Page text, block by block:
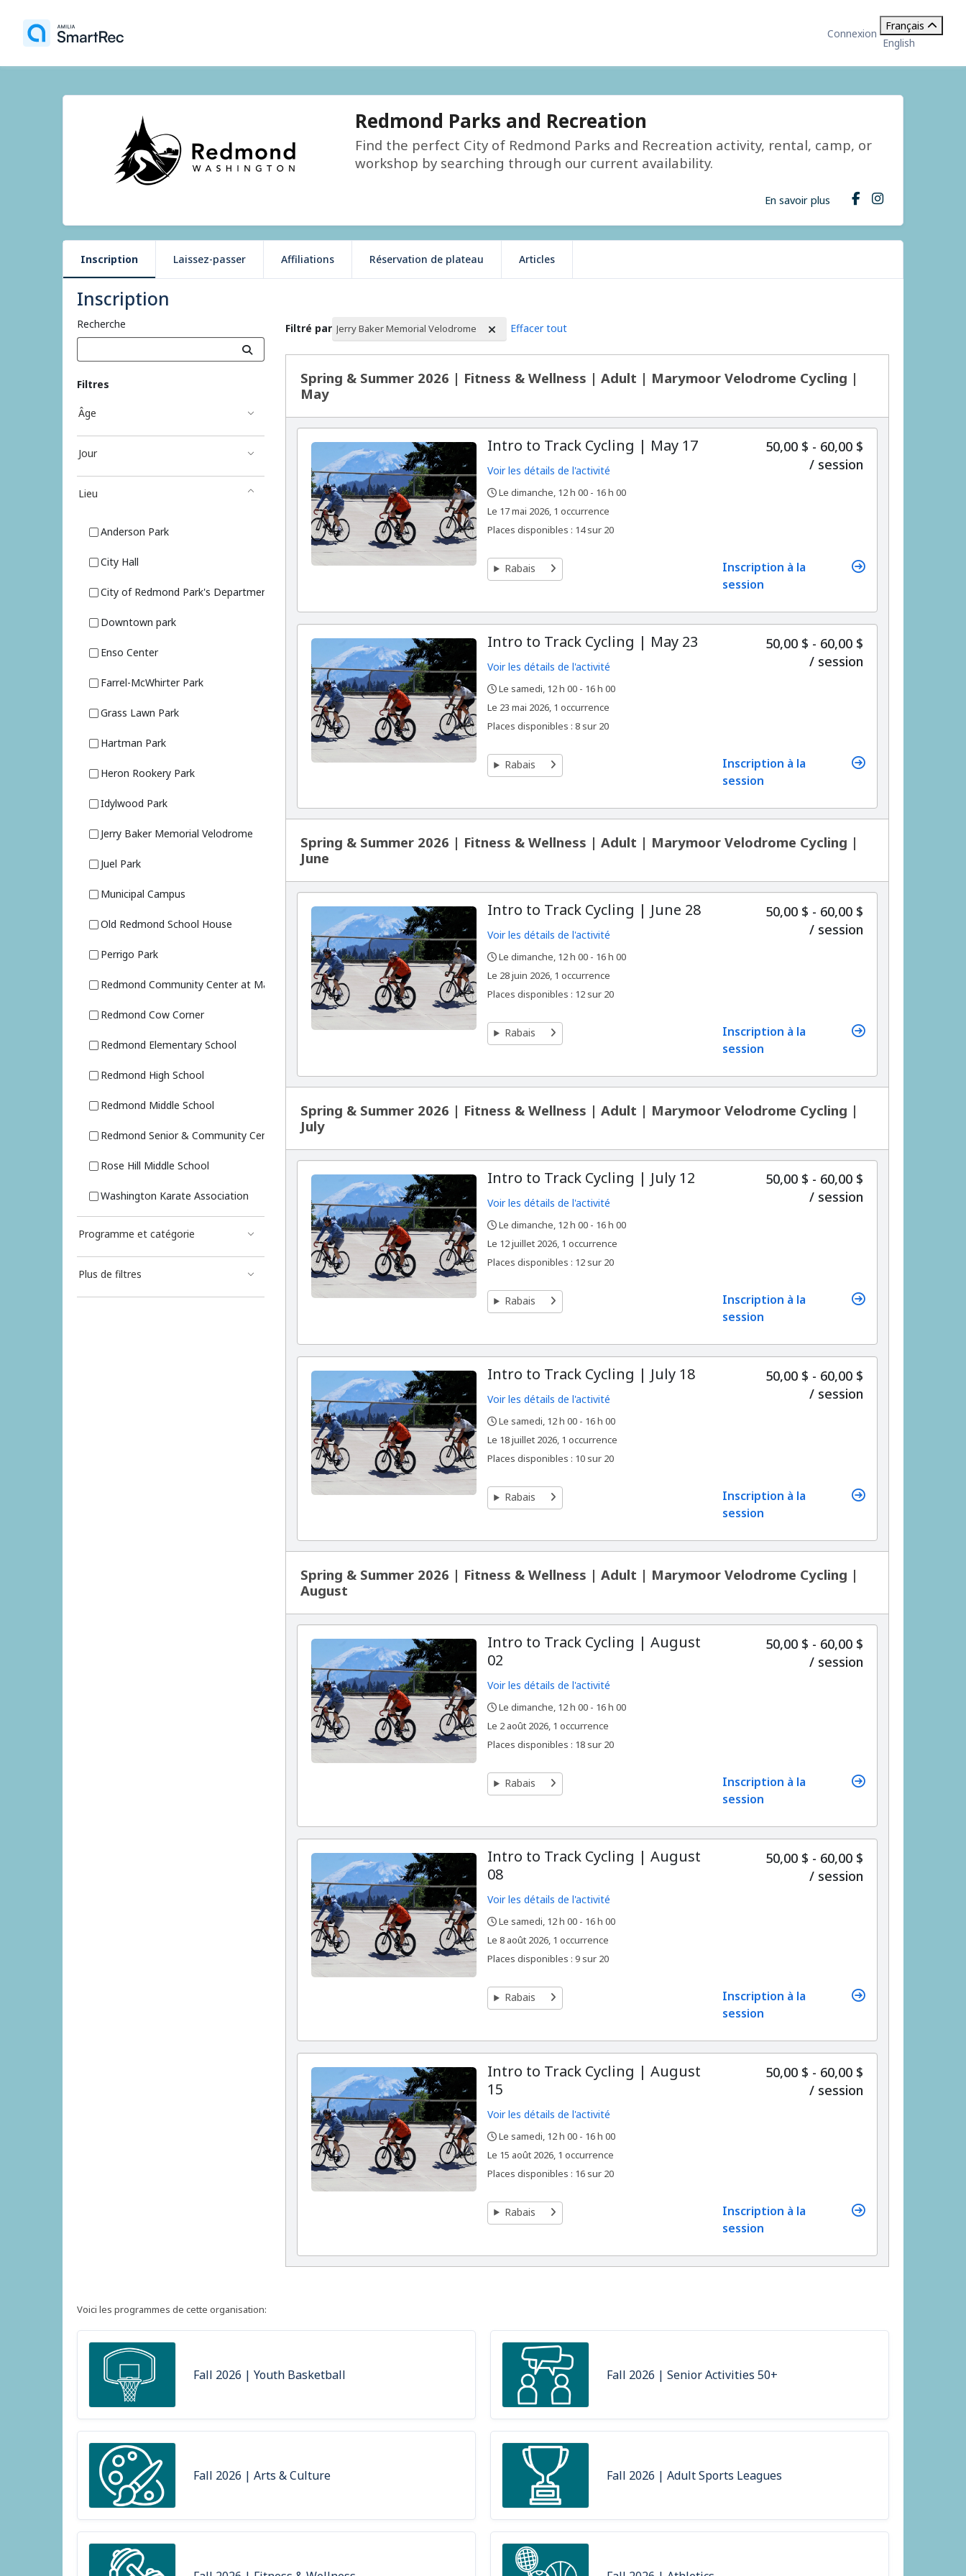
Connexion
Français
English
Redmond Parks and Recreation
Find the perfect City of Redmond Parks and Recreation activity, rental, camp, or
workshop by searching through our current availability.
En savoir plus
Inscription Laissez-passer Affiliations Réservation de plateau Articles
Inscription
Recherche
Filtres
Âge
Jour
Lieu
Anderson Park
City Hall
City of Redmond Park's Department Vehicles
Downtown park
Enso Center
Farrel-McWhirter Park
Grass Lawn Park
Hartman Park
Heron Rookery Park
Idylwood Park
Jerry Baker Memorial Velodrome
Juel Park
Municipal Campus
Old Redmond School House
Perrigo Park
Redmond Community Center at Marymoor Village
Redmond Cow Corner
Redmond Elementary School
Redmond High School
Redmond Middle School
Redmond Senior & Community Center
Rose Hill Middle School
Washington Karate Association
Programme et catégorie
Plus de filtres
Filtré par Jerry Baker Memorial Velodrome Effacer tout
Spring & Summer 2026 | Fitness & Wellness | Adult | Marymoor Velodrome Cycling |
May
Intro to Track Cycling | May 17
Voir les détails de l'activité
,
Le dimanche, 12 h 00 - 16 h 00
Le ,17 mai 2026, 1 occurrence
Places disponibles : 14 sur 20
50,00 $ - 60,00 $
/ par
session
Inscription à la
session
Rabais
Intro to Track Cycling | May 23
Voir les détails de l'activité
,
Le samedi, 12 h 00 - 16 h 00
Le ,23 mai 2026, 1 occurrence
Places disponibles : 8 sur 20
50,00 $ - 60,00 $
/ par
session
Inscription à la
session
Rabais
Spring & Summer 2026 | Fitness & Wellness | Adult | Marymoor Velodrome Cycling |
June
Intro to Track Cycling | June 28
Voir les détails de l'activité
,
Le dimanche, 12 h 00 - 16 h 00
Le ,28 juin 2026, 1 occurrence
Places disponibles : 12 sur 20
50,00 $ - 60,00 $
/ par
session
Inscription à la
session
Rabais
Spring & Summer 2026 | Fitness & Wellness | Adult | Marymoor Velodrome Cycling |
July
Intro to Track Cycling | July 12
Voir les détails de l'activité
,
Le dimanche, 12 h 00 - 16 h 00
Le ,12 juillet 2026, 1 occurrence
Places disponibles : 12 sur 20
50,00 $ - 60,00 $
/ par
session
Inscription à la
session
Rabais
Intro to Track Cycling | July 18
Voir les détails de l'activité
,
Le samedi, 12 h 00 - 16 h 00
Le ,18 juillet 2026, 1 occurrence
Places disponibles : 10 sur 20
50,00 $ - 60,00 $
/ par
session
Inscription à la
session
Rabais
Spring & Summer 2026 | Fitness & Wellness | Adult | Marymoor Velodrome Cycling |
August
Intro to Track Cycling | August
02
Voir les détails de l'activité
,
Le dimanche, 12 h 00 - 16 h 00
Le ,2 août 2026, 1 occurrence
Places disponibles : 18 sur 20
50,00 $ - 60,00 $
/ par
session
Inscription à la
session
Rabais
Intro to Track Cycling | August
08
Voir les détails de l'activité
,
Le samedi, 12 h 00 - 16 h 00
Le,8 août 2026, 1 occurrence
Places disponibles : 9 sur 20
50,00 $ - 60,00 $
/ par
session
Inscription à la
session
Rabais
Intro to Track Cycling | August
15
Voir les détails de l'activité
,
Le samedi, 12 h 00 - 16 h 00
Le ,15 août 2026, 1 occurrence
Places disponibles : 16 sur 20
50,00 $ - 60,00 $
/ par
session
Inscription à la
session
Rabais
Voici les programmes de cette organisation:
Fall 2026 | Youth Basketball Fall 2026 | Senior Activities 50+
Fall 2026 | Arts & Culture Fall 2026 | Adult Sports Leagues